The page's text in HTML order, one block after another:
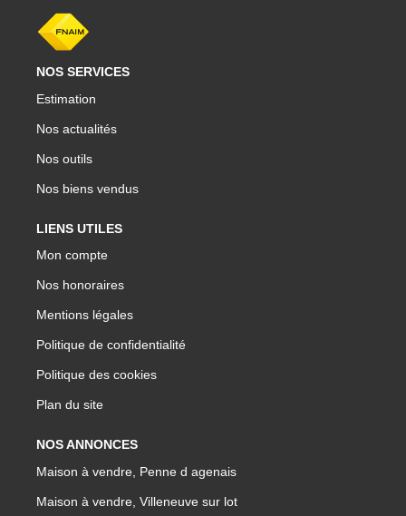
NOS SERVICES
Estimation
Nos actualités
Nos outils
Nos biens vendus
LIENS UTILES
Mon compte
Nos honoraires
Mentions légales
Politique de confidentialité
Politique des cookies
Plan du site
NOS ANNONCES
Maison à vendre, Penne d agenais
Maison à vendre, Villeneuve sur lot